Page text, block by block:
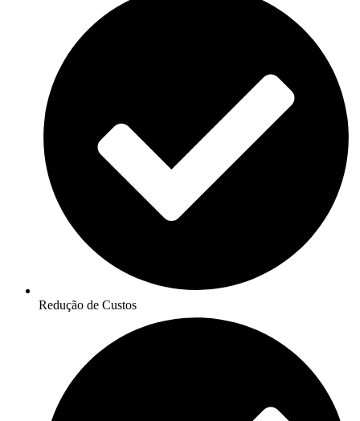
Redução de Custos